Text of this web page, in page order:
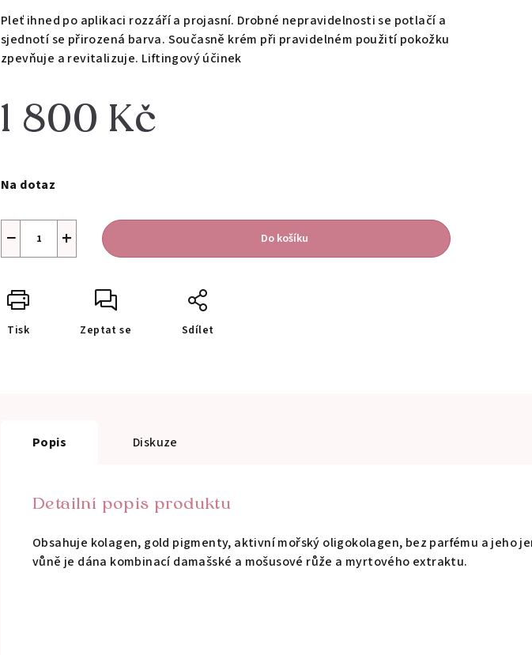
Pleť ihned po aplikaci rozzáří a projasní. Drobné nepravidelnosti se potlačí a
sjednotí se přirozená barva. Současně krém při pravidelném použití pokožku
zpevňuje a revitalizuje. Liftingový účinek
1 800 Kč
cena:
Na dotaz
+
− Do košíku
Tisk Zeptat se Sdílet
Popis Diskuze
Detailní popis produktu
Obsahuje kolagen, gold pigmenty, aktivní mořský oligokolagen, bez parfému a jeho
vůně je dána kombinací damašské a mošusové růže a myrtového extraktu.